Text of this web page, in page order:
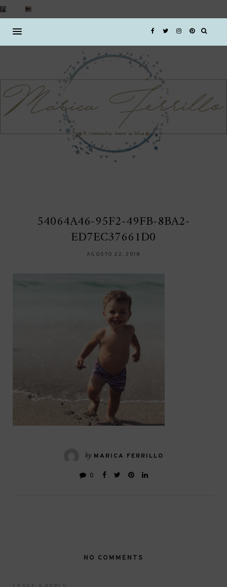
54064A46-95F2-49FB-8BA2-
ED7EC37661D0
AGOSTO 22, 2018
by MARICA FERRILLO
0
NO COMMENTS